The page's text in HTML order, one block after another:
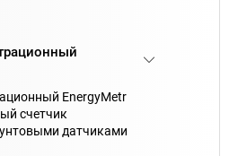
EnergyMetr
счетчик
датчиками